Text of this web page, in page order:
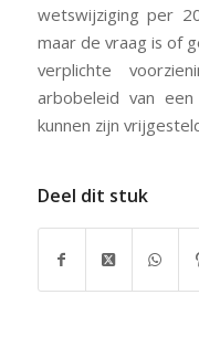
wetswijziging per
maar de vraag is of
verplichte
arbobeleid van
kunnen zijn
Deel dit stuk